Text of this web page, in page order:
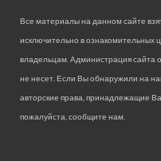
Все материалы на данном сайте
исключительно в ознакомительных
владельцам. Администрация сайта
не несет. Если Вы обнаружили на
авторские права, принадлежащие
пожалуйста, сообщите нам.